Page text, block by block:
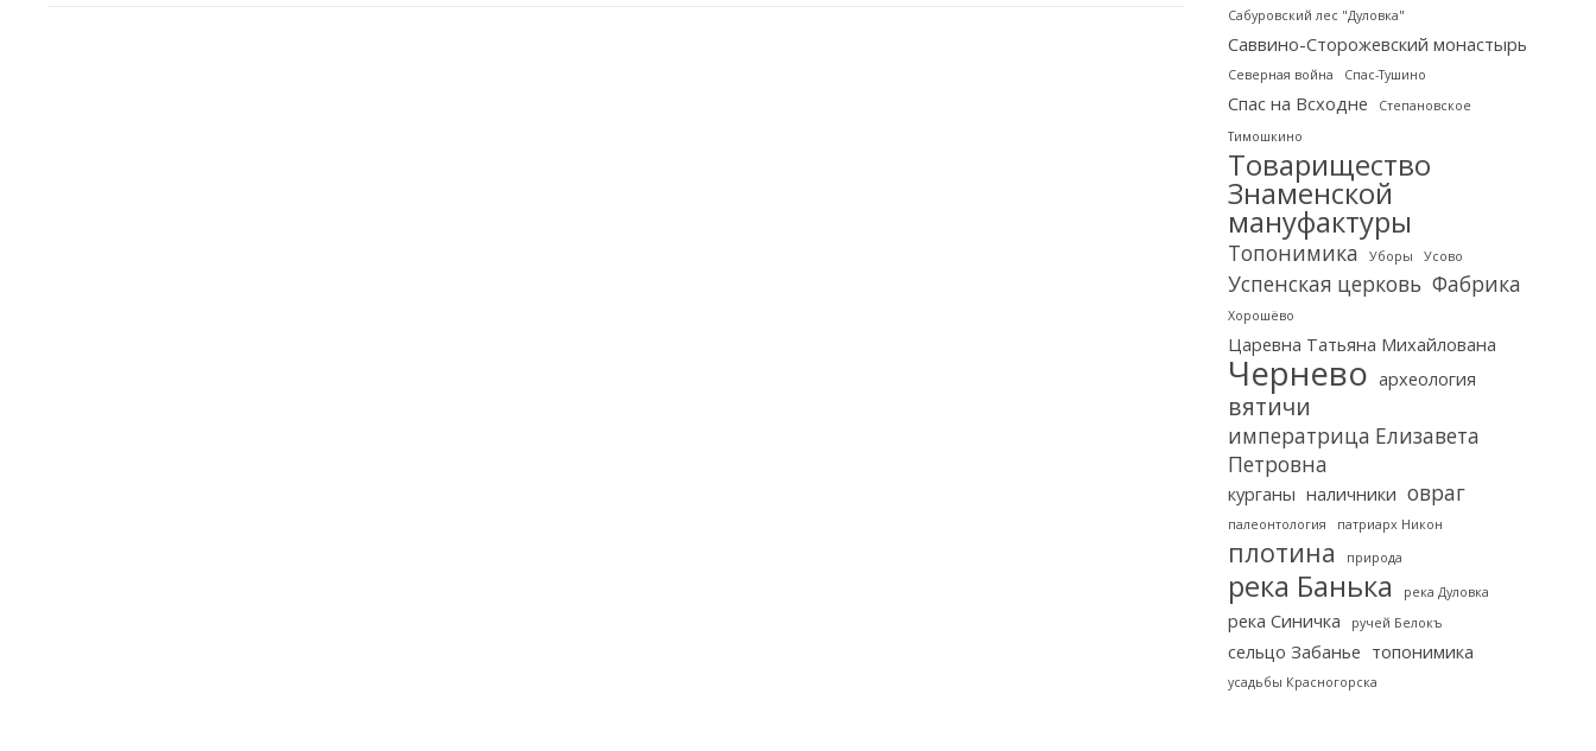
Сабуровский лес "Дуловка"
Саввино-Сторожевский монастырь
Северная война Спас-Тушино
Спас на Всходне
Степановское
Тимошкино
Товарищество
Знаменской
мануфактуры
Топонимика Уборы Усово
Успенская церковь Фабрика
Хорошёво
Царевна Татьяна Михайлована
Чернево археология
вятичи
императрица Елизавета
Петровна
курганы наличники овраг
палеонтология патриарх Никон
плотина природа
река Банька река Дуловка
река Синичка ручей Белокъ
сельцо Забанье топонимика
усадьбы Красногорска